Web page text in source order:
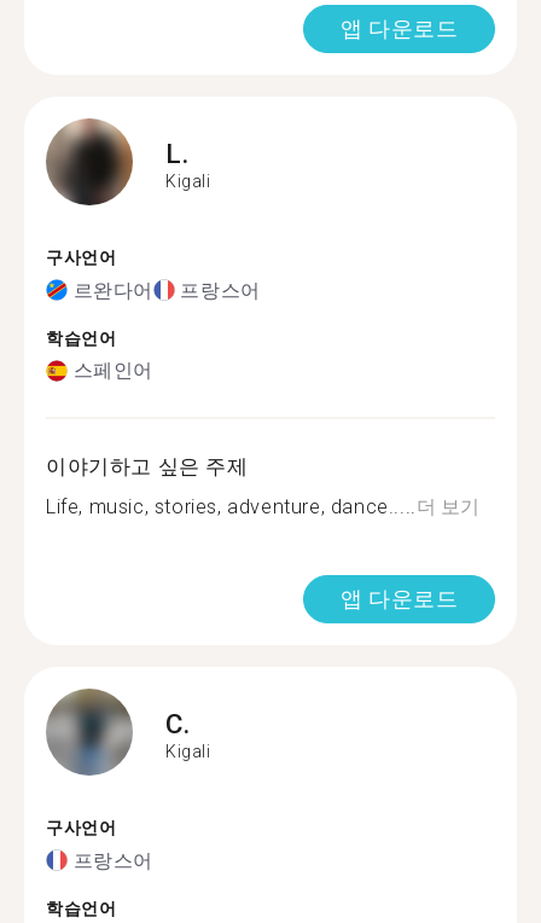
앱 다운로드
L.
Kigali
구사언어
르완다어 프랑스어
학습언어
스페인어
이야기하고 싶은 주제
Life, music, stories, adventure, dance.....더 보기
앱 다운로드
C.
Kigali
구사언어
프랑스어
학습언어